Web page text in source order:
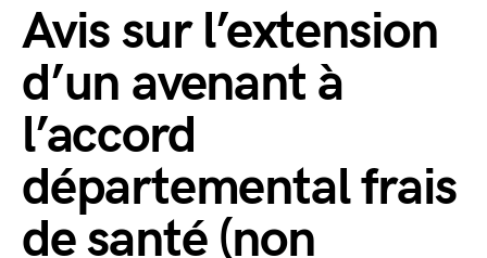
Avis sur l’extension
d’un avenant à
l’accord
départemental frais
de santé (non